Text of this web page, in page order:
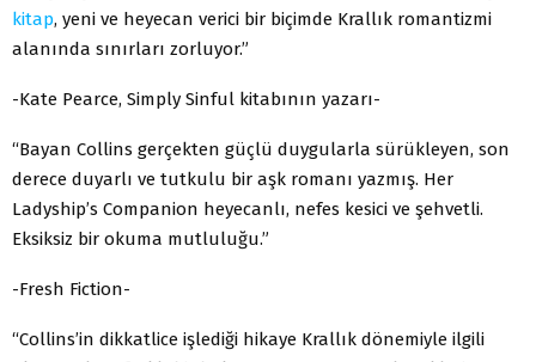
kitap, yeni ve heyecan verici bir biçimde Krallık romantizmi
alanında sınırları zorluyor.”
-Kate Pearce, Simply Sinful kitabının yazarı-
“Bayan Collins gerçekten güçlü duygularla sürükleyen, son
derece duyarlı ve tutkulu bir aşk romanı yazmış. Her
Ladyship’s Companion heyecanlı, nefes kesici ve şehvetli.
Eksiksiz bir okuma mutluluğu.”
-Fresh Fiction-
“Collins’in dikkatlice işlediği hikaye Krallık dönemiyle ilgili